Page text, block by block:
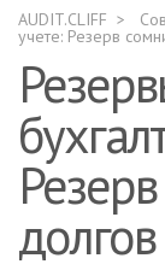
AUDIT.CLIFF
учете: Резерв
долгов